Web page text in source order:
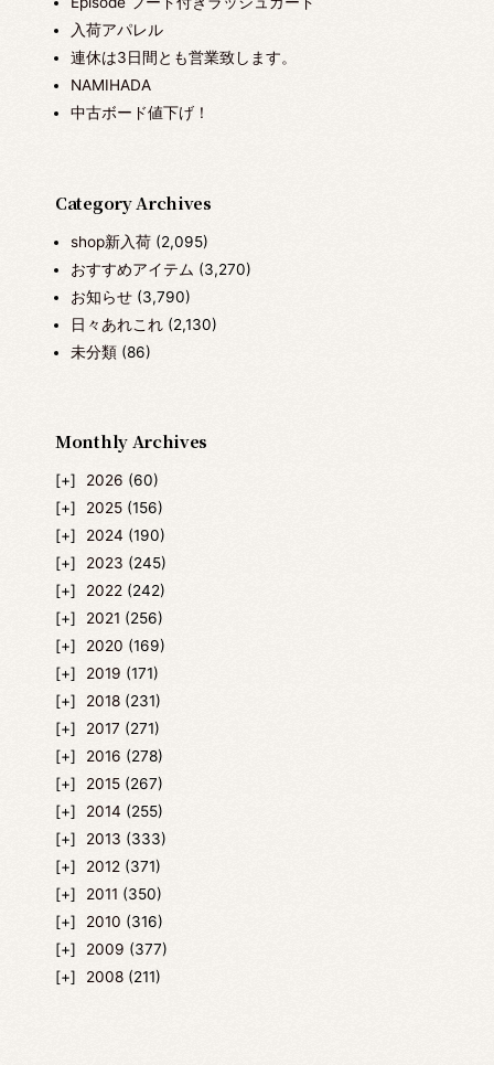
入荷アパレル
連休は3日間とも営業致します。
NAMIHADA
中古ボード値下げ！
Category Archives
shop新入荷(2,095)
おすすめアイテム (3,270)
お知らせ(3,790)
日々あれこれ(2,130)
未分類(86)
Monthly Archives
2026 (60)
2025 (156)
2024 (190)
2023 (245)
2022 (242)
2021 (256)
2020 (169)
2019 (171)
2018 (231)
2017 (271)
2016 (278)
2015 (267)
2014 (255)
2013 (333)
2012 (371)
2011 (350)
2010 (316)
2009 (377)
2008 (211)